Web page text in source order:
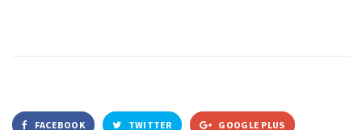
FACEBOOK TWITTER GOOGLE PLUS